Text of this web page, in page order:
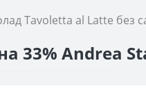
Tavoletta al Latte без
33% Andrea